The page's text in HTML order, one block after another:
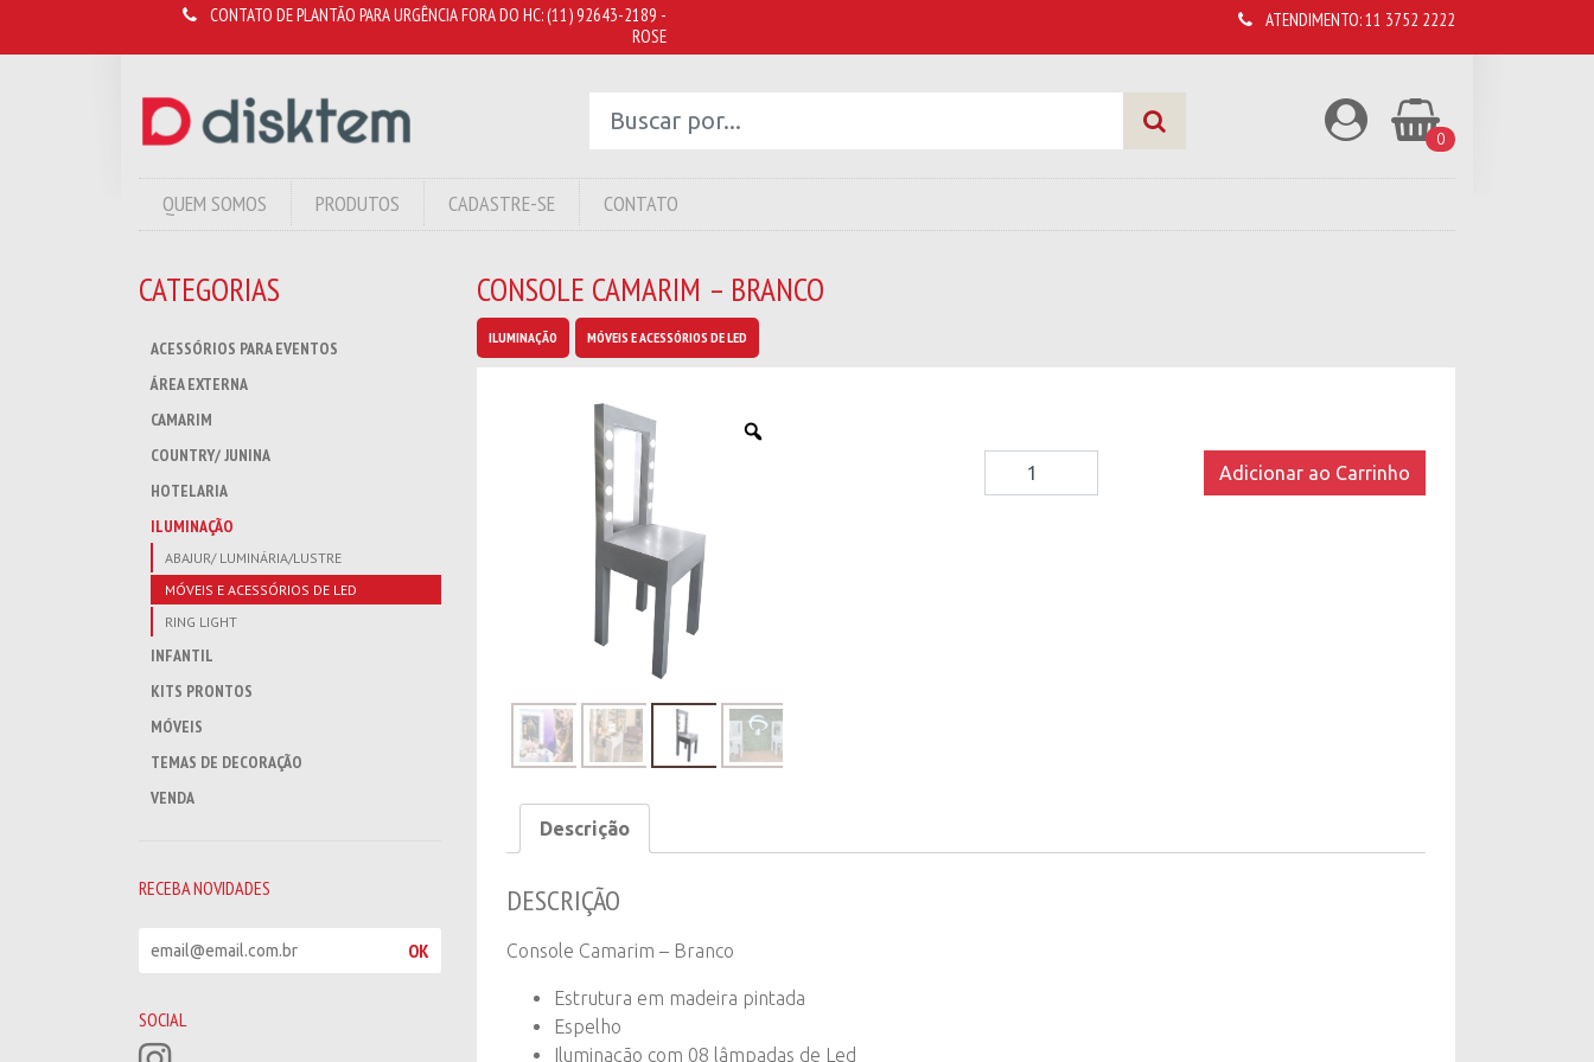
CONTATO DE PLANTÃO PARA URGÊNCIA FORA DO HC:(11) 92643-2189 -
ROSE
ATENDIMENTO:11 3752 2222
0
QUEM SOMOS PRODUTOS CADASTRE-SE CONTATO
CATEGORIAS
ACESSÓRIOS PARA EVENTOS
ÁREA EXTERNA
CAMARIM
COUNTRY/ JUNINA
HOTELARIA
ILUMINAÇÃO
ABAJUR/ LUMINÁRIA/LUSTRE
MÓVEIS E ACESSÓRIOS DE LED
RING LIGHT
INFANTIL
KITS PRONTOS
MÓVEIS
TEMAS DE DECORAÇÃO
VENDA
RECEBA NOVIDADES
e
b
a
OK
SOCIAL
CONSOLE CAMARIM – BRANCO
ILUMINAÇÃO MÓVEIS E ACESSÓRIOS DE LED
Console
Camarim
Adicionar ao Carrinho
Descrição
DESCRIÇÃO
Console Camarim – Branco
Estrutura em madeira pintada
Espelho
Iluminação com 08 lâmpadas de Led